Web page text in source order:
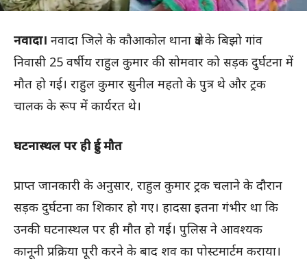
नवादा। नवादा जिले के कौआकोल थाना क्षेत्र के बिझो गांव
निवासी 25 वर्षीय राहुल कुमार की सोमवार को सड़क दुर्घटना में
मौत हो गई। राहुल कुमार सुनील महतो के पुत्र थे और ट्रक
चालक के रूप में कार्यरत थे।
घटनास्थल पर ही हुई मौत
प्राप्त जानकारी के अनुसार, राहुल कुमार ट्रक चलाने के दौरान
सड़क दुर्घटना का शिकार हो गए। हादसा इतना गंभीर था कि
उनकी घटनास्थल पर ही मौत हो गई। पुलिस ने आवश्यक
कानूनी प्रक्रिया पूरी करने के बाद शव का पोस्टमार्टम कराया।